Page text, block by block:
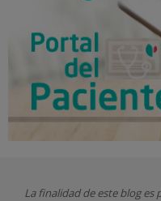
La finalidad de este blog